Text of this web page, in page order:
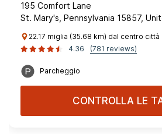
195 Comfort Lane
St. Mary's, Pennsylvania 15857,
22.17 miglia (35.68 km) dal centro città
4.36
(781 reviews)
Parcheggio
CONTROLLA LE